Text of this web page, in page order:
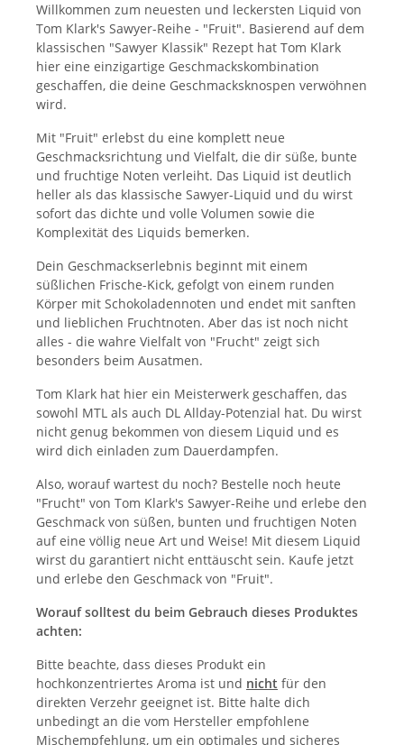
Willkommen zum neuesten und leckersten Liquid von
Tom Klark's Sawyer-Reihe - "Fruit". Basierend auf dem
klassischen "Sawyer Klassik" Rezept hat Tom Klark
hier eine einzigartige Geschmackskombination
geschaffen, die deine Geschmacksknospen verwöhnen
wird.
Mit "Fruit" erlebst du eine komplett neue
Geschmacksrichtung und Vielfalt, die dir süße, bunte
und fruchtige Noten verleiht. Das Liquid ist deutlich
heller als das klassische Sawyer-Liquid und du wirst
sofort das dichte und volle Volumen sowie die
Komplexität des Liquids bemerken.
Dein Geschmackserlebnis beginnt mit einem
süßlichen Frische-Kick, gefolgt von einem runden
Körper mit Schokoladennoten und endet mit sanften
und lieblichen Fruchtnoten. Aber das ist noch nicht
alles - die wahre Vielfalt von "Frucht" zeigt sich
besonders beim Ausatmen.
Tom Klark hat hier ein Meisterwerk geschaffen, das
sowohl MTL als auch DL Allday-Potenzial hat. Du wirst
nicht genug bekommen von diesem Liquid und es
wird dich einladen zum Dauerdampfen.
Also, worauf wartest du noch? Bestelle noch heute
"Frucht" von Tom Klark's Sawyer-Reihe und erlebe den
Geschmack von süßen, bunten und fruchtigen Noten
auf eine völlig neue Art und Weise! Mit diesem Liquid
wirst du garantiert nicht enttäuscht sein. Kaufe jetzt
und erlebe den Geschmack von "Fruit".
Worauf solltest du beim Gebrauch dieses Produktes
achten:
Bitte beachte, dass dieses Produkt ein
hochkonzentriertes Aroma ist und nicht für den
direkten Verzehr geeignet ist. Bitte halte dich
unbedingt an die vom Hersteller empfohlene
Mischempfehlung, um ein optimales und sicheres